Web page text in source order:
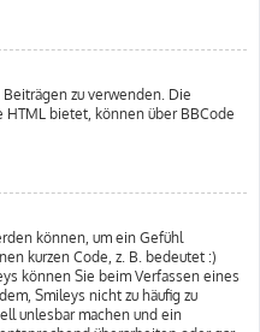
zu verwenden. Die
bietet, können über BBCode
können, um ein Gefühl
kurzen Code, z. B. bedeutet :)
können Sie beim Verfassen eines
Smileys nicht zu häufig zu
unlesbar machen und ein